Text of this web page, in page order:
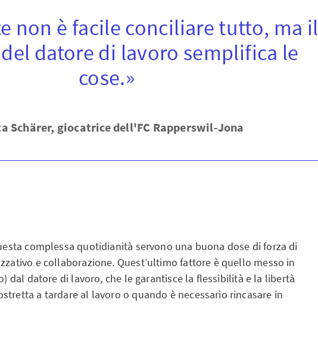
non è facile conciliare tutto, ma il
datore di lavoro semplifica le
cose.»
Schärer, giocatrice dell'FC Rapperswil-Jona
complessa quotidianità servono una buona dose di forza di
e collaborazione. Quest’ultimo fattore è quello messo in
dal datore di lavoro, che le garantisce la flessibilità e la libertà
a tardare al lavoro o quando è necessario rincasare in